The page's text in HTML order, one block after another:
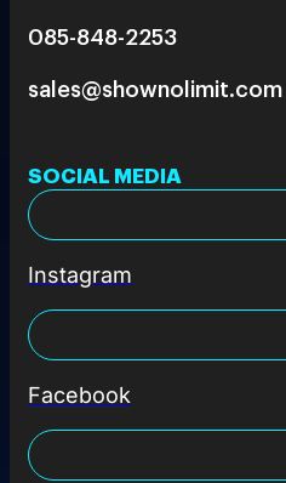
085-848-2253
sales@shownolimit.com
SOCIAL MEDIA
Instagram
Facebook